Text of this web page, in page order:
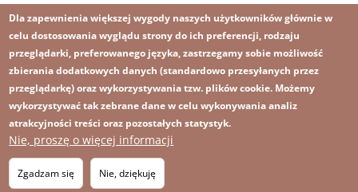
Footer
menu
Zapisz się na newsletter
Obraz
MAPA STRONY
OBRAZ
Dla zapewnienia większej wygody naszych użytkowników głównie w
celu dostosowania wyglądu strony do ich preferencji, rodzaju
przeglądarki, preferowanego języka, zastrzegamy sobie możliwość
zbierania dodatkowych danych (standardowo przesyłanych przez
przeglądarkę) oraz wykorzystywania tzw. plików cookie. Możemy
wykorzystywać tak zebrane dane w celu wykonywania analiz
atrakcyjności treści oraz pozostałych statystyk.
Nie, proszę o więcej informacji
Zgadzam się Nie, dziękuję